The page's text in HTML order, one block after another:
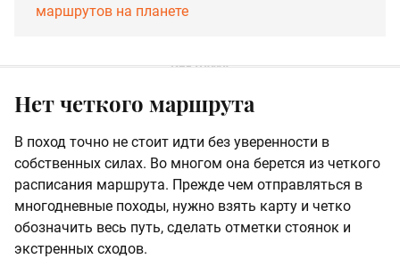
маршрутов на планете
Нет четкого маршрута
В поход точно не стоит идти без уверенности в
собственных силах. Во многом она берется из четкого
расписания маршрута. Прежде чем отправляться в
многодневные походы, нужно взять карту и четко
обозначить весь путь, сделать отметки стоянок и
экстренных сходов.